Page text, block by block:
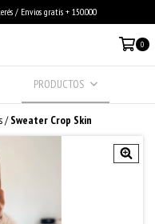
/ Envios gratis + 150.000
0
PRODUCTOS
/ Sweater Crop Skin